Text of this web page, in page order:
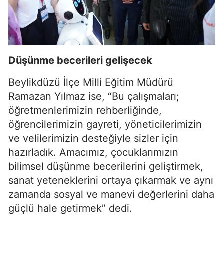
Düşünme becerileri gelişecek
Beylikdüzü İlçe Milli Eğitim Müdürü
Ramazan Yılmaz ise, “Bu çalışmaları;
öğretmenlerimizin rehberliğinde,
öğrencilerimizin gayreti, yöneticilerimizin
ve velilerimizin desteğiyle sizler için
hazırladık. Amacımız, çocuklarımızın
bilimsel düşünme becerilerini geliştirmek,
sanat yeteneklerini ortaya çıkarmak ve aynı
zamanda sosyal ve manevi değerlerini daha
güçlü hale getirmek” dedi.